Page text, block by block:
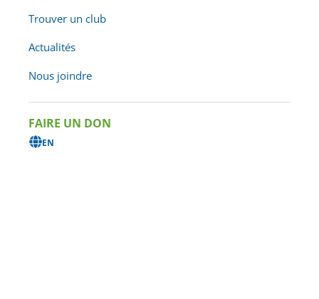
Trouver un club
Actualités
Nous joindre
FAIRE UN DON
EN